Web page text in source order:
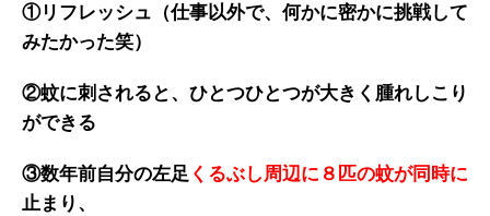
①リフレッシュ（仕事以外で、何かに密かに挑戦して
みたかった笑）
②蚊に刺されると、ひとつひとつが大きく腫れしこり
ができる
③数年前自分の左足 くるぶし周辺に８匹の蚊が同時に
止まり、